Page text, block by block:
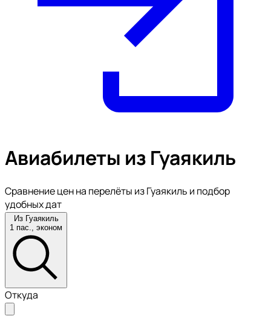
Авиабилеты из Гуаякиль
Сравнение цен на перелёты из Гуаякиль и подбор
удобных дат
Из Гуаякиль
1 пас., эконом
Откуда